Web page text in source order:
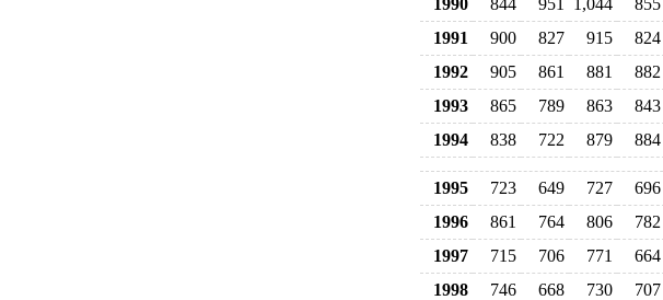
1990 844 951 1,044 855
1991
900 827 915 824
1992
905 861 881 882
1993
865 789 863 843
1994
838 722 879 884
1995 723 649 727 696
1996
861 764 806 782
1997
715 706 771 664
1998
746 668 730 707